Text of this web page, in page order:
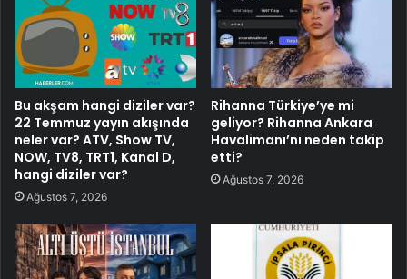
Bu akşam hangi diziler var?
22 Temmuz yayın akışında
neler var? ATV, Show TV,
NOW, TV8, TRT1, Kanal D,
hangi diziler var?
Ağustos 7, 2026
Rihanna Türkiye’ye mi
geliyor? Rihanna Ankara
Havalimanı’nı neden takip
etti?
Ağustos 7, 2026